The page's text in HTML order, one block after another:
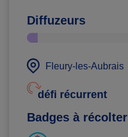
Diffuzeurs
Fleury-les-Aubrais
défi récurrent
Badges à récolter